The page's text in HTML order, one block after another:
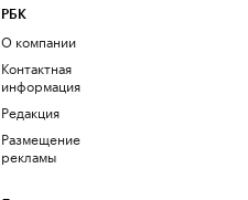
РБК
О компании
Контактная
информация
Редакция
Размещение
рекламы